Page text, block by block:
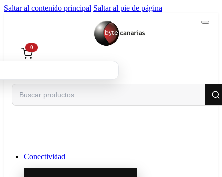
Saltar al contenido principal Saltar al pie de página
Buscar
0
Conectividad